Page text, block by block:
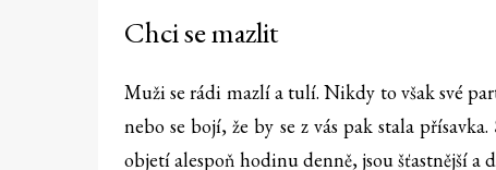
Chci se mazlit
Muži se rádi mazlí a tulí. Nikdy to však své
nebo se bojí, že by se z vás pak stala
objetí alespoň hodinu denně, jsou šťastnější a